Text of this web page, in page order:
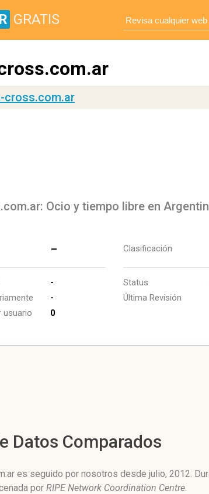
GRATIS
cross.com.ar
Ocio y tiempo libre en
-
-
-
usuario
0
Clasificación
Status
Última Revisión
Datos Comparados
es seguido por nosotros desde julio, 2012.
por RIPE Network Coordination Centre.